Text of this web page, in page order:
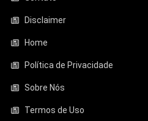
Aquecedor Mondial
De Ambientes
Completa
Disclaimer
Home
Política de Privacidade
Sobre Nós
Termos de Uso